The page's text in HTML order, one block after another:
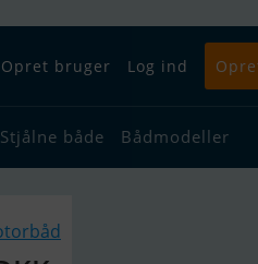
Opret bruger Log ind
Stjålne både Bådmodeller